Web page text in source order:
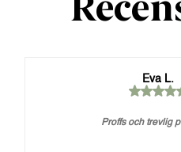
Eva L.
Proffs och trevlig